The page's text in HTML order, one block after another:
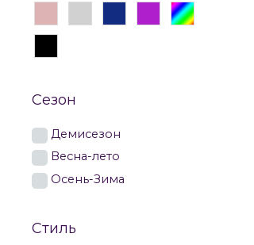
Сезон
Демисезон
Весна-лето
Осень-Зима
Стиль